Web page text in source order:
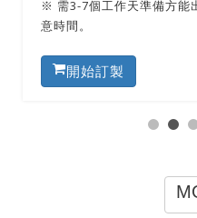
※ 需3-7個工作天準備
意時間。
開始訂製